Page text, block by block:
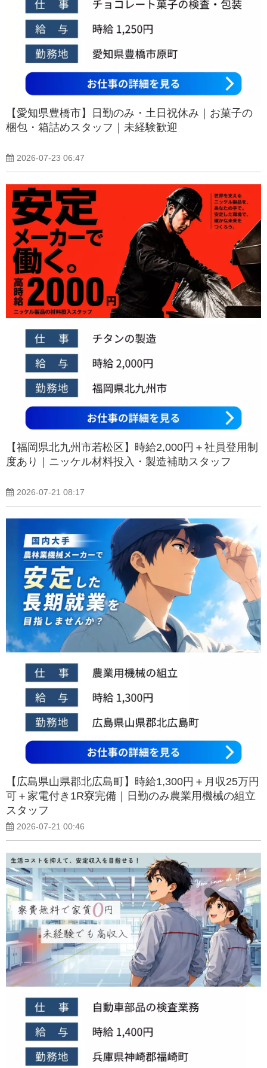
【愛知県豊橋市】日勤のみ・土日祝休み｜お菓子の
梱包・箱詰めスタッフ｜未経験歓迎
2026-07-23 06:47
【福岡県北九州市若松区】時給2,000円＋社員登用制
度あり｜ニッケル材料投入・製造補助スタッフ
2026-07-21 08:17
【広島県山県郡北広島町】時給1,300円＋月収25万円
可＋家電付き1R寮完備｜日勤のみ農業用機械の組立
スタッフ
2026-07-21 00:46